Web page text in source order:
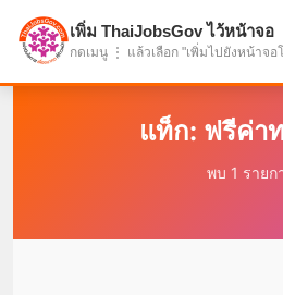
แบ่งปันโอกาส เพื่ออนาคตที่ก้าว
แท็ก: ฟรีค่า
พบ 1 รายก
เพิ่ม ThaiJobsGov ไว้หน้าจอ
กดเมนู ⋮ แล้วเลือก "เพิ่มไปยังหน้าจอ